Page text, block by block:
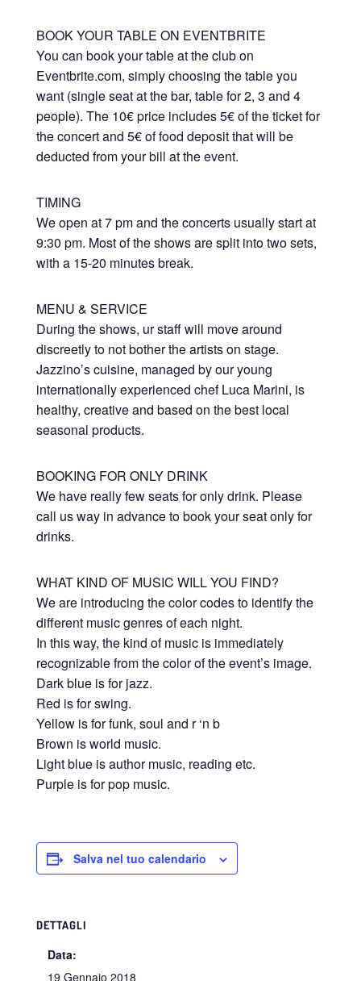
BOOK YOUR TABLE ON EVENTBRITE
You can book your table at the club on
Eventbrite.com, simply choosing the table you
want (single seat at the bar, table for 2, 3 and 4
people). The 10€ price includes 5€ of the ticket for
the concert and 5€ of food deposit that will be
deducted from your bill at the event.
TIMING
We open at 7 pm and the concerts usually start at
9:30 pm. Most of the shows are split into two sets,
with a 15-20 minutes break.
MENU & SERVICE
During the shows, ur staff will move around
discreetly to not bother the artists on stage.
Jazzino’s cuisine, managed by our young
internationally experienced chef Luca Marini, is
healthy, creative and based on the best local
seasonal products.
BOOKING FOR ONLY DRINK
We have really few seats for only drink. Please
call us way in advance to book your seat only for
drinks.
WHAT KIND OF MUSIC WILL YOU FIND?
We are introducing the color codes to identify the
different music genres of each night.
In this way, the kind of music is immediately
recognizable from the color of the event’s image.
Dark blue is for jazz.
Red is for swing.
Yellow is for funk, soul and r ‘n b
Brown is world music.
Light blue is author music, reading etc.
Purple is for pop music.
Salva nel tuo calendario
DETTAGLI
Data:
19 Gennaio 2018